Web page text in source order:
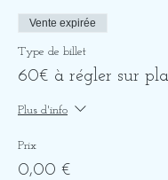
Vente expirée
Type de billet
60€ à régler sur
Plus d'info
Prix
0,00 €